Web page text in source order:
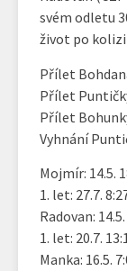
svém odletu
život po kolizi
Přílet
Přílet
Přílet
Vyhnání
Mojmír: 14.5.
1. let: 27.7.
Radovan:
1. let: 20.7.
Manka: 16.5.